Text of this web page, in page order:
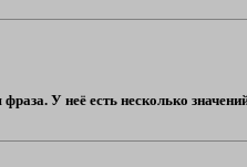
У неё есть несколько